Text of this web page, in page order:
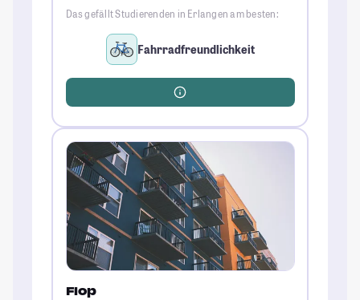
Das gefällt Studierenden in Erlangen am besten:
Fahrradfreundlichkeit
Flop